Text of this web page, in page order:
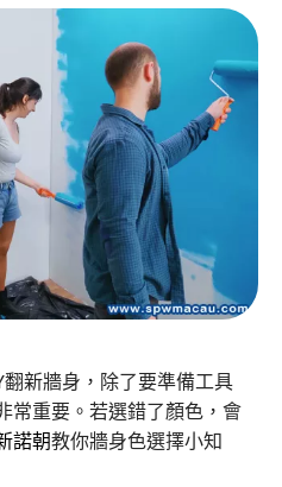
新牆身，除了要準備工具
常重要。若選錯了顏色，會
諾朝教你牆身色選擇小知